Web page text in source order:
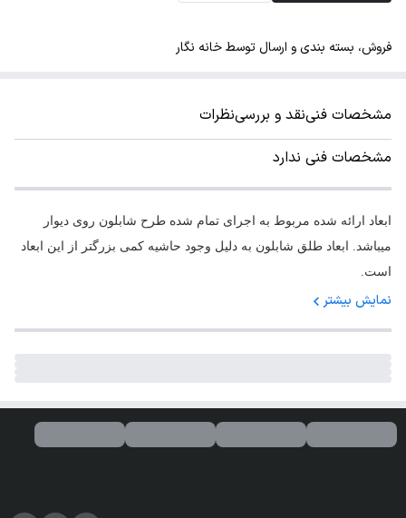
فروش، بسته بندی و ارسال توسط خانه نگار
مشخصات فنینقد و بررسینظرات
مشخصات فنی ندارد
ابعاد ارائه شده مربوط به اجرای تمام شده طرح شابلون روی دیوار
میباشد. ابعاد طلق شابلون به دلیل وجود حاشیه کمی بزرگتر از این ابعاد
است.
نمایش بیشتر